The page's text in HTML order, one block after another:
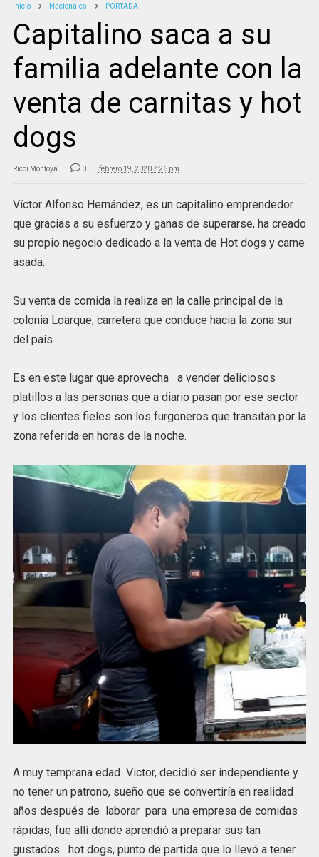
Inicio Nacionales PORTADA
Capitalino saca a su
familia adelante con la
venta de carnitas y hot
dogs
Ricci Montoya 0 febrero 19, 2020 7:26 pm
Víctor Alfonso Hernández, es un capitalino emprendedor
que gracias a su esfuerzo y ganas de superarse, ha creado
su propio negocio dedicado a la venta de Hot dogs y carne
asada.
Su venta de comida la realiza en la calle principal de la
colonia Loarque, carretera que conduce hacia la zona sur
del país.
Es en este lugar que aprovecha a vender deliciosos
platillos a las personas que a diario pasan por ese sector
y los clientes fieles son los furgoneros que transitan por la
zona referida en horas de la noche.
A muy temprana edad Victor, decidió ser independiente y
no tener un patrono, sueño que se convertiría en realidad
años después de laborar para una empresa de comidas
rápidas, fue allí donde aprendió a preparar sus tan
gustados hot dogs, punto de partida que lo llevó a tener